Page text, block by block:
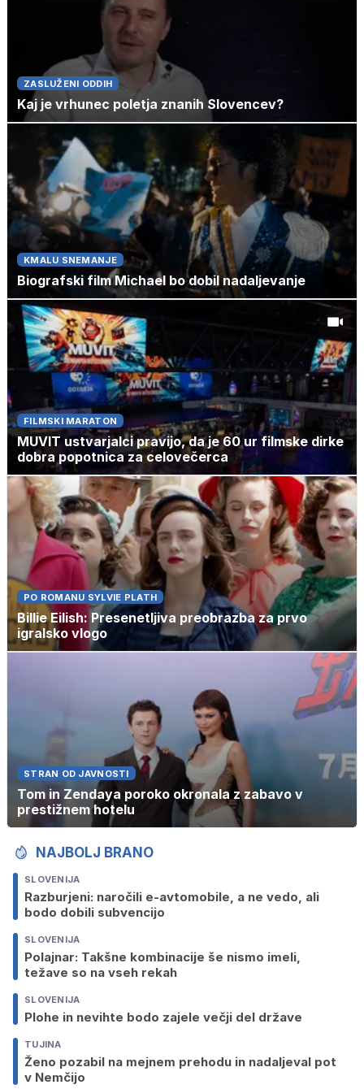
ZASLUŽENI ODDIH
Kaj je vrhunec poletja znanih Slovencev?
KMALU SNEMANJE
Biografski film Michael bo dobil nadaljevanje
FILMSKI MARATON
MUVIT ustvarjalci pravijo, da je 60 ur filmske dirke
dobra popotnica za celovečerca
PO ROMANU SYLVIE PLATH
Billie Eilish: Presenetljiva preobrazba za prvo
igralsko vlogo
STRAN OD JAVNOSTI
Tom in Zendaya poroko okronala z zabavo v
prestižnem hotelu
NAJBOLJ BRANO
SLOVENIJA
Razburjeni: naročili e-avtomobile, a ne vedo, ali
bodo dobili subvencijo
SLOVENIJA
Polajnar: Takšne kombinacije še nismo imeli,
težave so na vseh rekah
SLOVENIJA
Plohe in nevihte bodo zajele večji del države
TUJINA
Ženo pozabil na mejnem prehodu in nadaljeval pot
v Nemčijo